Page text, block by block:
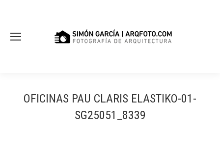
OFICINAS PAU CLARIS ELASTIKO-01-
SG25051_8339